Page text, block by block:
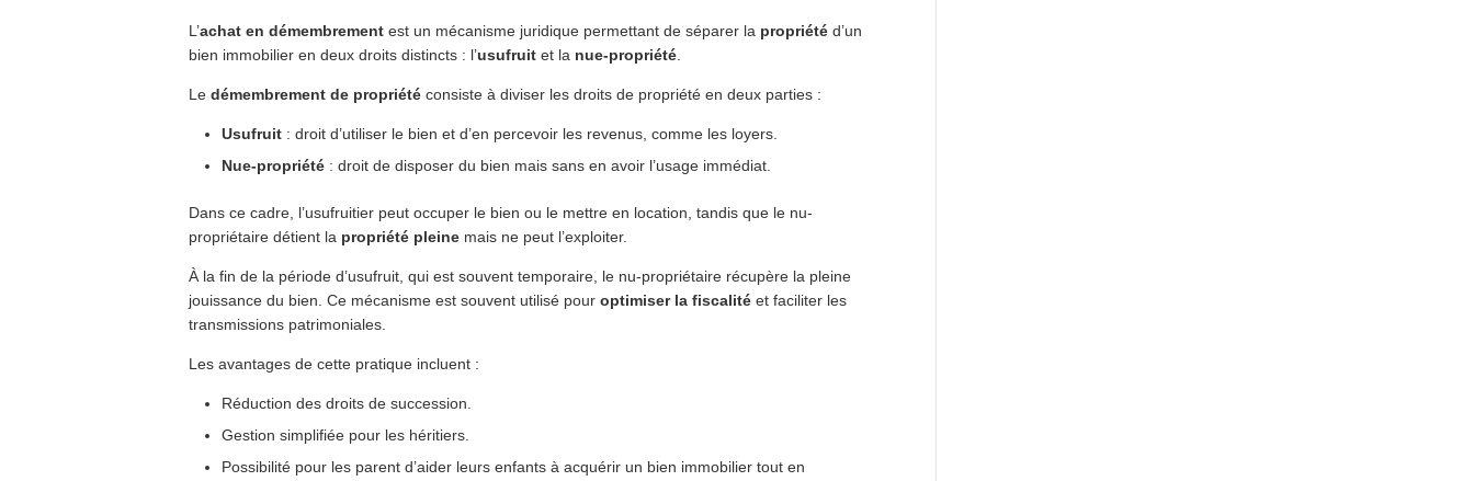
L’achat en démembrement est un mécanisme juridique permettant de séparer la propriété d’un
bien immobilier en deux droits distincts : l’usufruit et la nue-propriété.
Le démembrement de propriété consiste à diviser les droits de propriété en deux parties :
Usufruit : droit d’utiliser le bien et d’en percevoir les revenus, comme les loyers.
Nue-propriété : droit de disposer du bien mais sans en avoir l’usage immédiat.
Dans ce cadre, l’usufruitier peut occuper le bien ou le mettre en location, tandis que le nu-
propriétaire détient la propriété pleine mais ne peut l’exploiter.
À la fin de la période d’usufruit, qui est souvent temporaire, le nu-propriétaire récupère la pleine
jouissance du bien. Ce mécanisme est souvent utilisé pour optimiser la fiscalité et faciliter les
transmissions patrimoniales.
Les avantages de cette pratique incluent :
Réduction des droits de succession.
Gestion simplifiée pour les héritiers.
Possibilité pour les parent d’aider leurs enfants à acquérir un bien immobilier tout en